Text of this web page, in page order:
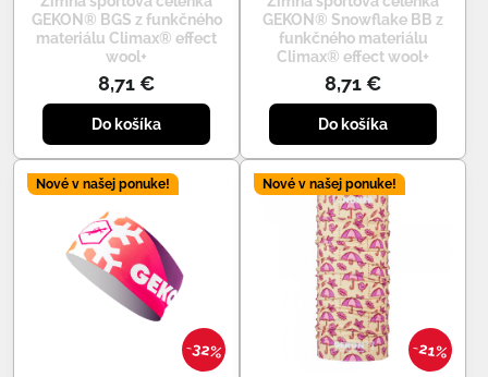
GEKON® BGS z funkčného
materiálu Climax® effect
wool+
8,71 €
Do košíka
GEKON® Snowflake BB z
funkčného materiálu
Climax® effect wool+
8,71 €
Do košíka
32%
Nové v našej ponuke!
21%
Nové v našej ponuke!